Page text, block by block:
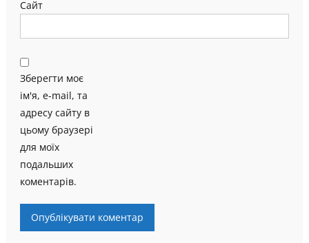
Сайт
Зберегти моє
ім'я, e-mail, та
адресу сайту в
цьому браузері
для моїх
подальших
коментарів.